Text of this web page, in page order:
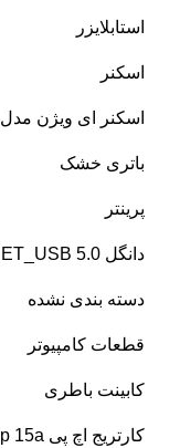
استابلایزر
اسکنر
اسکنر ای ویژن مدل FB1000N
باتری خشک
پرینتر
دانگل DNET_USB 5.0
دسته بندی نشده
قطعات کامپیوتر
کابینت باطری
کارتریج اچ پی hp 15a